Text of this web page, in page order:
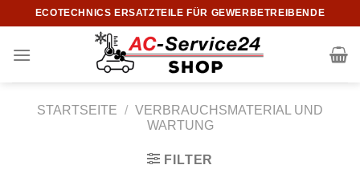
Inhalt
springen
ECOTECHNICS ERSATZTEILE FÜR GEWERBETREIBENDE
STARTSEITE / VERBRAUCHSMATERIAL UND
WARTUNG
FILTER